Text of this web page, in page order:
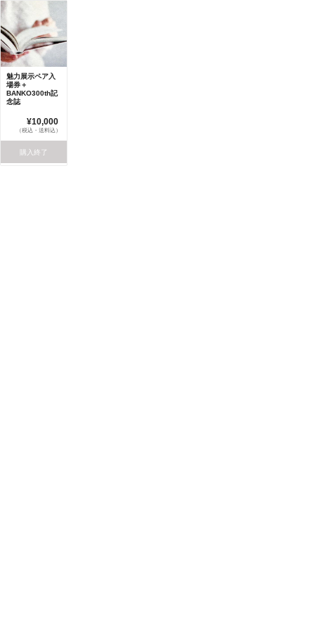
魅力展示ペア入
場券＋
BANKO300th記
念誌
¥10,000
（税込・送料込）
購入終了